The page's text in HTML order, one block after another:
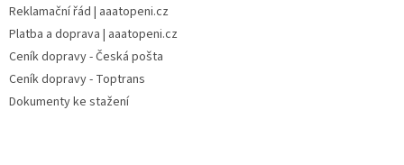
Reklamační řád | aaatopeni.cz
Platba a doprava | aaatopeni.cz
Ceník dopravy - Česká pošta
Ceník dopravy - Toptrans
Dokumenty ke stažení